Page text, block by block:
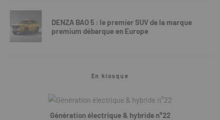
DENZA BAO 5 : le premier SUV de la marque
premium débarque en Europe
En kiosque
Génération électrique & hybride n°22